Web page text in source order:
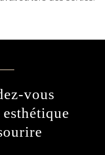
vous